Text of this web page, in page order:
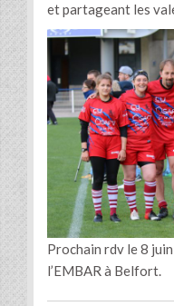
et partageant les
Prochain rdv le 8
l’EMBAR à Belfort.